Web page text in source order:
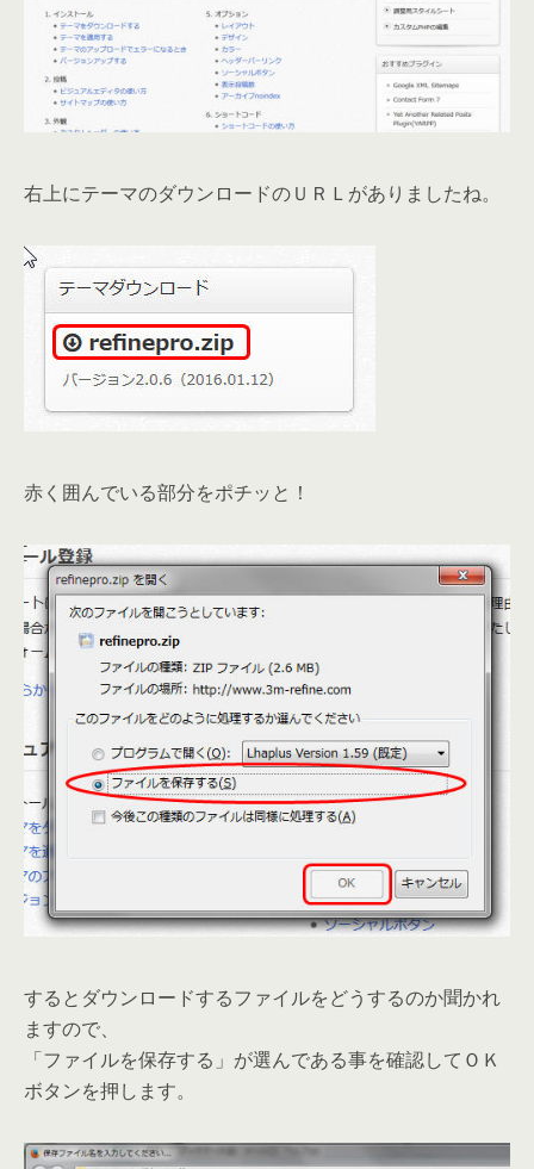
右上にテーマのダウンロードのＵＲＬがありましたね。
赤く囲んでいる部分をポチッと！
するとダウンロードするファイルをどうするのか聞かれ
ますので、
「ファイルを保存する」が選んである事を確認してＯＫ
ボタンを押します。